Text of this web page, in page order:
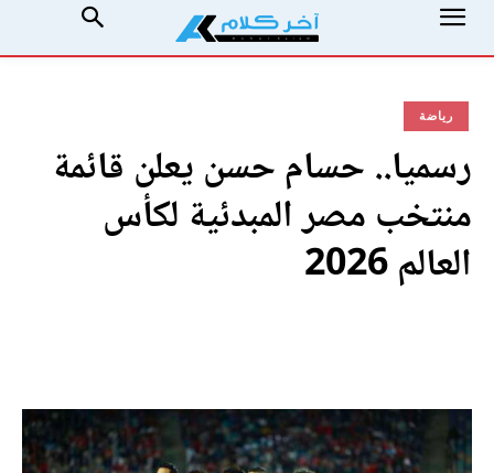
رياضة
رسميا.. حسام حسن يعلن قائمة
منتخب مصر المبدئية لكأس
العالم 2026